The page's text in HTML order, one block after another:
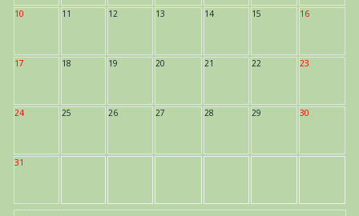
10 11 12 13 14 15 16
17 18 19 20 21 22 23
24 25 26 27 28 29 30
31